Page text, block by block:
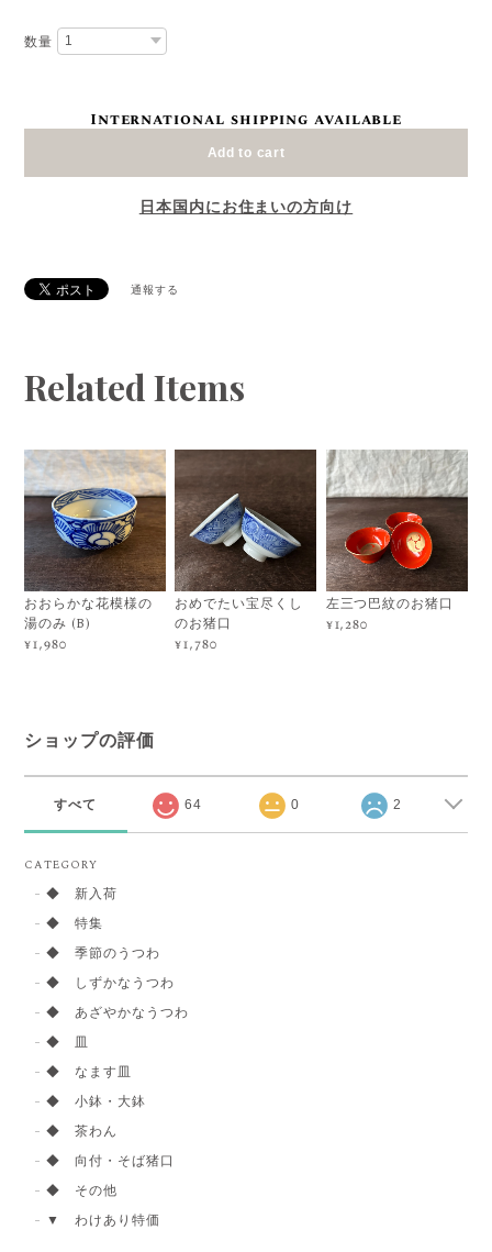
数量
International shipping available
Add to cart
日本国内にお住まいの方向け
通報する
Related Items
おおらかな花模様の
湯のみ (B)
¥1,980
おめでたい宝尽くし
のお猪口
¥1,780
左三つ巴紋のお猪口
¥1,280
ショップの評価
すべて 64 0 2
CATEGORY
◆ 新入荷
◆ 特集
◆ 季節のうつわ
◆ しずかなうつわ
◆ あざやかなうつわ
◆ 皿
◆ なます皿
◆ 小鉢・大鉢
◆ 茶わん
◆ 向付・そば猪口
◆ その他
▼ わけあり特価